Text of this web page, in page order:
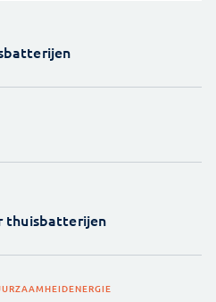
thuisbatterijen
ENERGIE